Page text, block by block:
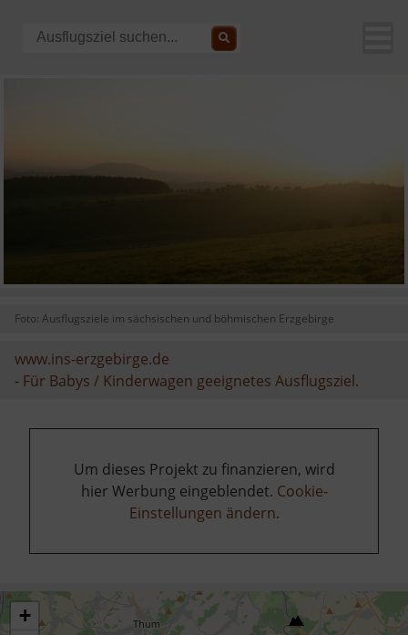
Foto: Ausflugsziele im sächsischen und böhmischen Erzgebirge
www.ins-erzgebirge.de
- Für Babys / Kinderwagen geeignetes Ausflugsziel.
Um dieses Projekt zu finanzieren, wird
hier Werbung eingeblendet. Cookie-
Einstellungen ändern.
+